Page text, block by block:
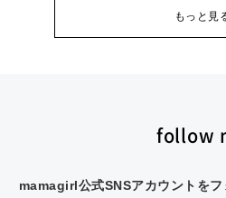
もっと見
follow
mamagirl公式SNSアカウントを